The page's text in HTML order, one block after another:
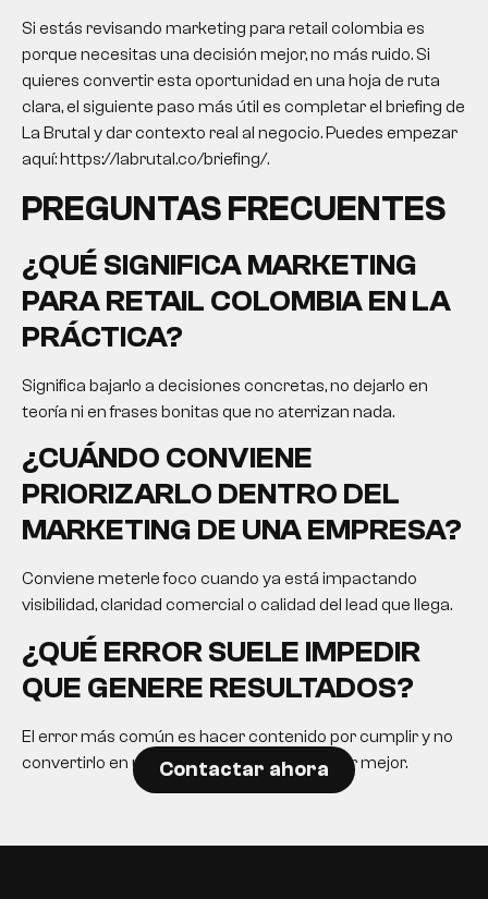
Si estás revisando marketing para retail colombia es
porque necesitas una decisión mejor, no más ruido. Si
quieres convertir esta oportunidad en una hoja de ruta
clara, el siguiente paso más útil es completar el briefing de
La Brutal y dar contexto real al negocio. Puedes empezar
aquí: https://labrutal.co/briefing/.
PREGUNTAS FRECUENTES
¿QUÉ SIGNIFICAMARKETING
PARA RETAIL COLOMBIAEN LA
PRÁCTICA?
Significa bajarlo a decisiones concretas, no dejarlo en
teoría ni en frases bonitas que no aterrizan nada.
¿CUÁNDO CONVIENE
PRIORIZARLO DENTRO DEL
MARKETING DE UNA EMPRESA?
Conviene meterle foco cuando ya está impactando
visibilidad, claridad comercial o calidad del lead que llega.
¿QUÉ ERROR SUELE IMPEDIR
QUE GENERE RESULTADOS?
El error más común es hacer contenido por cumplir y no
convertirlo en una herramienta para decidir mejor.
Contactar ahora